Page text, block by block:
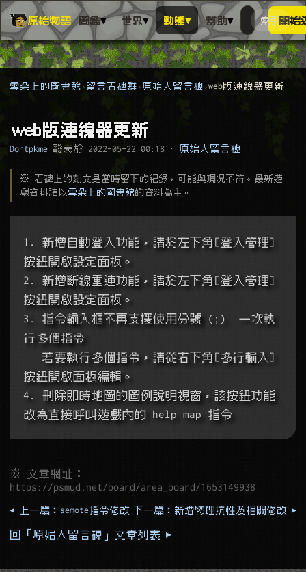
原始物語 圖鑑▾ 世界▾ 動態▾ 幫助▾
搜尋萬物
搜人物、
索引開始
雲朵上的圖書館 留言石碑群 原始人留言碑 web版連線器更新
web版連線器更新
Dontpkme 發表於 2022-05-22 00:18 · 原始人留言碑
※ 石碑上的刻文是當時留下的紀錄，可能與現況不符。最新遊
戲資料請以 雲朵上的圖書館的資料為主。
1. 新增自動登入功能，請於左下角[登入管理]
按鈕開啟設定面板。
2. 新增斷線重連功能，請於左下角[登入管理]
按鈕開啟設定面板。
3. 指令輸入框不再支援使用分號 (;)  一次執
行多個指令
按鈕開啟面板編輯。
4. 刪除即時地圖的圖例說明視窗，該按鈕功能
改為直接呼叫遊戲內的 help map 指令
※ 文章網址：
https://psmud.net/board/area_board/1653149938
◂ 上一篇：semote指令修改 下一篇：新增物理抗性及相關修改 ▸
回「原始人留言碑」文章列表 ▸